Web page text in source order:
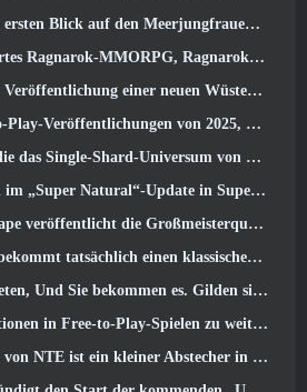
Meerjungfrauen-ähnlichen Helden, der in SS13 erscheint: Nachlicht
MMORPG, Ragnarok-Universum angekündigt
einer neuen Wüstenkarte heißer
von 2025, Lohnt es sich noch, in ihnen zu spielen? 2026?
Universum von Eve Online antreibt, ist jetzt Open Source
Natural“-Update in Super Animal Royale ein
„The Blood Moon Rises“., Eine 20-jährige Questreihe geht zu Ende
tatsächlich einen klassischen Modus
bekommen es. Gilden sind jetzt in Eterspire verfügbar
in Free-to-Play-Spielen zu weit gegangen??
ein kleiner Abstecher in ein Fantasy-Tabletop-Spiel